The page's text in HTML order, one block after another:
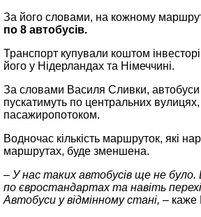
За його словами, на кожному
по 8 автобусів.
Транспорт купували коштом
його у Нідерландах та Німеччині.
За словами Василя Сливки, автобуси
пускатимуть по центральних
пасажиропотоком.
Водночас кількість маршруток, які
маршрутах, буде зменшена.
– У нас таких автобусів ще не було.
по євростандартах та навіть
Автобуси у відмінному стані, – каже